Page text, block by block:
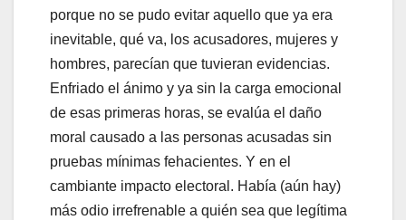
porque no se pudo evitar aquello que ya era
inevitable, qué va, los acusadores, mujeres y
hombres, parecían que tuvieran evidencias.
Enfriado el ánimo y ya sin la carga emocional
de esas primeras horas, se evalúa el daño
moral causado a las personas acusadas sin
pruebas mínimas fehacientes. Y en el
cambiante impacto electoral. Había (aún hay)
más odio irrefrenable a quién sea que legítima